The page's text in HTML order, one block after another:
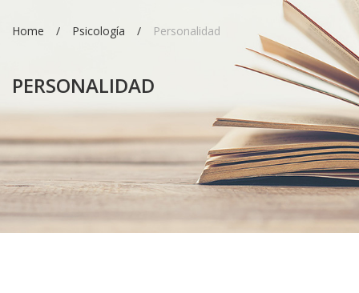
Home Psicología Personalidad
PERSONALIDAD